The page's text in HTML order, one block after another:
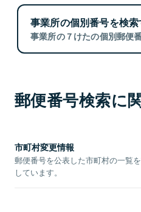
事業所の個別番号を検索
事業所の７けたの個別郵便
郵便番号検索に
市町村変更情報
郵便番号を公表した市町村の一覧
しています。